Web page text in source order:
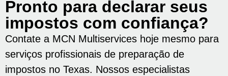
Pronto para declarar seus
impostos com confiança?
Contate a MCN Multiservices hoje mesmo para
serviços profissionais de preparação de
impostos no Texas. Nossos especialistas